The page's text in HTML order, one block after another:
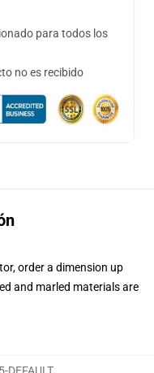
para todos los
no es recibido
order a dimension up
and marled materials are